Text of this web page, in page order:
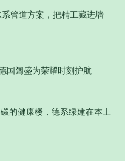
管道方案，把精工藏进墙
国阔盛为荣耀时刻护航
的健康楼，德系绿建在本土